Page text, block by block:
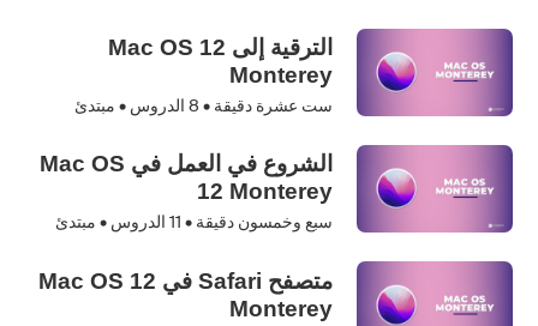
الترقية إلى Mac OS 12
Monterey
ست عشرة دقيقة • 8 الدروس • مبتدئ
الشروع في العمل في Mac OS
12 Monterey
سبع وخمسون دقيقة • 11 الدروس • مبتدئ
متصفح Safari في Mac OS 12
Monterey